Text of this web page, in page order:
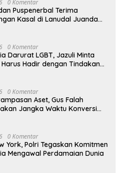
0 Komentar
Puspenerbal Terima
Kasal di Lanudal Juanda
0 Komentar
Darurat LGBT, Jazuli Minta
Hadir dengan Tindakan
0 Komentar
Aset, Gus Falah
Jangka Waktu Konversi
0 Komentar
York, Polri Tegaskan Komitmen
Mengawal Perdamaian Dunia